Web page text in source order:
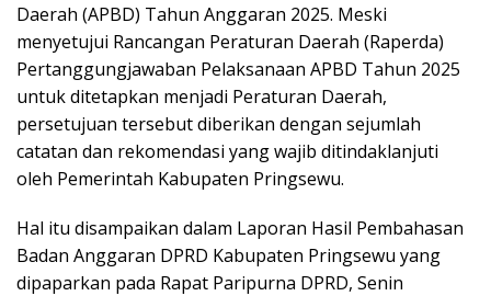
Daerah (APBD) Tahun Anggaran 2025. Meski
menyetujui Rancangan Peraturan Daerah (Raperda)
Pertanggungjawaban Pelaksanaan APBD Tahun 2025
untuk ditetapkan menjadi Peraturan Daerah,
persetujuan tersebut diberikan dengan sejumlah
catatan dan rekomendasi yang wajib ditindaklanjuti
oleh Pemerintah Kabupaten Pringsewu.
Hal itu disampaikan dalam Laporan Hasil Pembahasan
Badan Anggaran DPRD Kabupaten Pringsewu yang
dipaparkan pada Rapat Paripurna DPRD, Senin